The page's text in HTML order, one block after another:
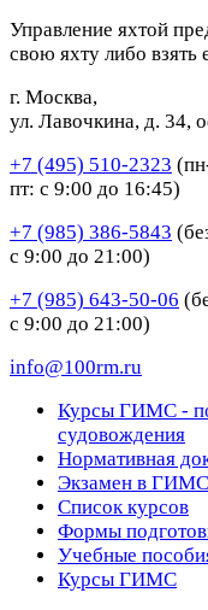
Управление яхтой
свою яхту либо взять
г. Москва,
ул. Лавочкина, д. 34,
+7 (495) 510-2323
пт: с 9:00 до 16:45)
+7 (985) 386-5843
с 9:00 до 21:00)
+7 (985) 643-50-06
с 9:00 до 21:00)
info@100rm.ru
Курсы ГИМС -
судовождения
Нормативная
Экзамен в ГИМС
Список курсов
Формы
Учебные
Курсы ГИМС